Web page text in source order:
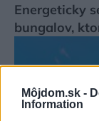
Môjdom.sk -
Information
Energeticky
bungalov,